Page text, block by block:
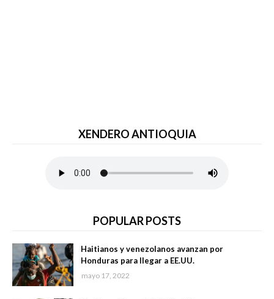
XENDERO ANTIOQUIA
POPULAR POSTS
Haitianos y venezolanos avanzan por
Honduras para llegar a EE.UU.
mayo 17, 2022